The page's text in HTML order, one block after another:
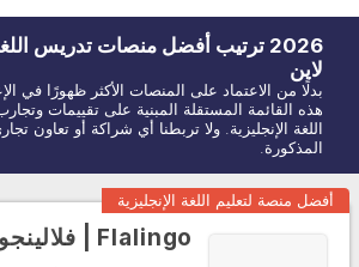
2026 ترتيب أفضل منصات تدريس
لاين
بدلًا من الاعتماد على المنصات الأكثر ظهورًا في
هذه القائمة المستقلة المبنية على تقييمات
اللغة الإنجليزية. ولا تربطنا أي شراكة أو تعاون
المذكورة.
أفضل منصة لتعليم اللغة الإنجليزية
Flalingo | فلالينجو